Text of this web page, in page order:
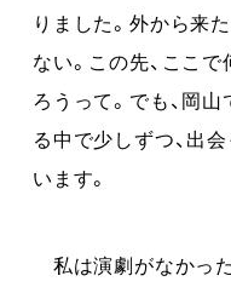
りました。外から来
ない。この先、ここ
ろうって。でも、岡
る中で少しずつ、出
います。
私は演劇がなかっ